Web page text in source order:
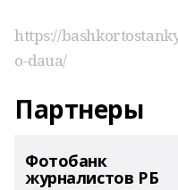
https://
o-daua/
Партнеры
Фотобанк
журналистов РБ